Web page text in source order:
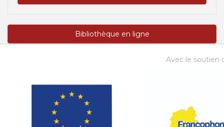
Bibliothèque en ligne
Avec le soutien